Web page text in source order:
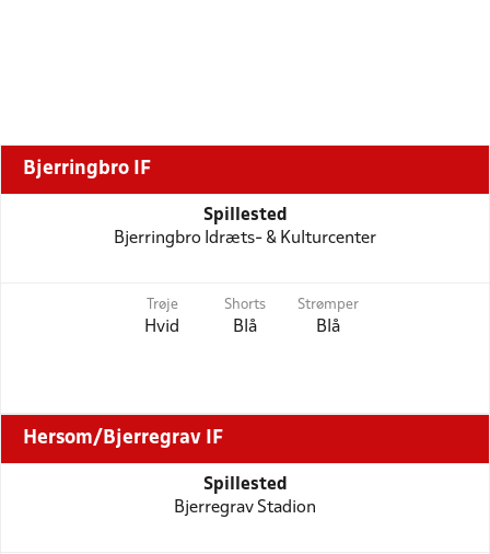
Bjerringbro IF
Spillested
Bjerringbro Idræts- & Kulturcenter
Trøje
Hvid
Shorts
Blå
Strømper
Blå
Hersom/Bjerregrav IF
Spillested
Bjerregrav Stadion